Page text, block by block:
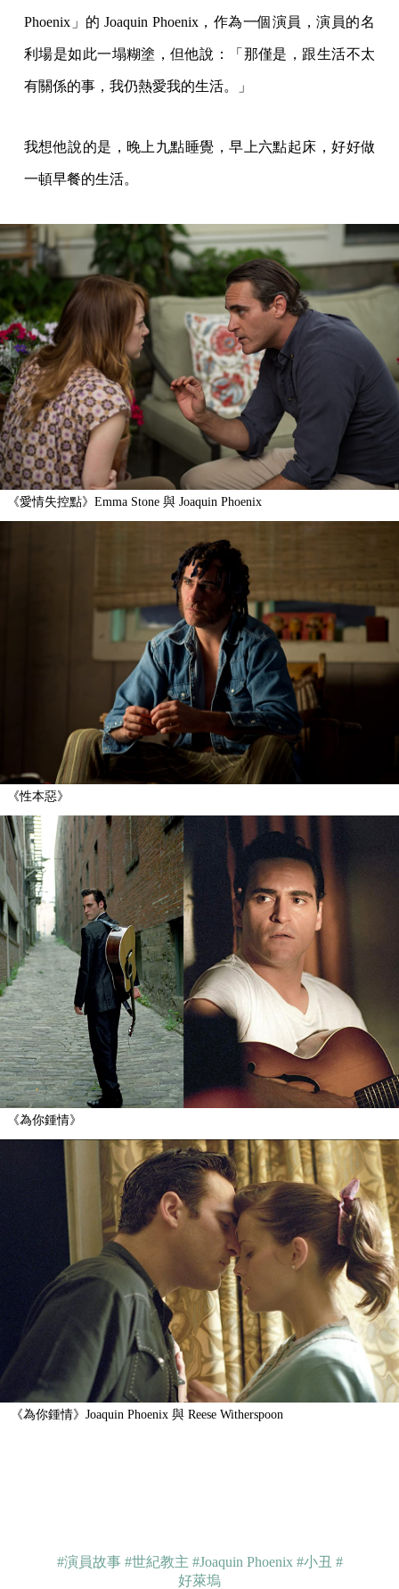
Phoenix」的 Joaquin Phoenix，作為一個演員，演員的名
利場是如此一塌糊塗，但他說：「那僅是，跟生活不太
有關係的事，我仍熱愛我的生活。」
我想他說的是，晚上九點睡覺，早上六點起床，好好做
一頓早餐的生活。
《愛情失控點》Emma Stone 與 Joaquin Phoenix
《性本惡》
《為你鍾情》
《為你鍾情》Joaquin Phoenix 與 Reese Witherspoon
#演員故事 #世紀教主 #Joaquin Phoenix #小丑 #
好萊塢